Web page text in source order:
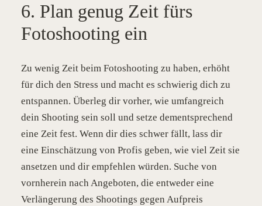
6. Plan genug Zeit fürs
Fotoshooting ein
Zu wenig Zeit beim Fotoshooting zu haben, erhöht
für dich den Stress und macht es schwierig dich zu
entspannen. Überleg dir vorher, wie umfangreich
dein Shooting sein soll und setze dementsprechend
eine Zeit fest. Wenn dir dies schwer fällt, lass dir
eine Einschätzung von Profis geben, wie viel Zeit sie
ansetzen und dir empfehlen würden. Suche von
vornherein nach Angeboten, die entweder eine
Verlängerung des Shootings gegen Aufpreis